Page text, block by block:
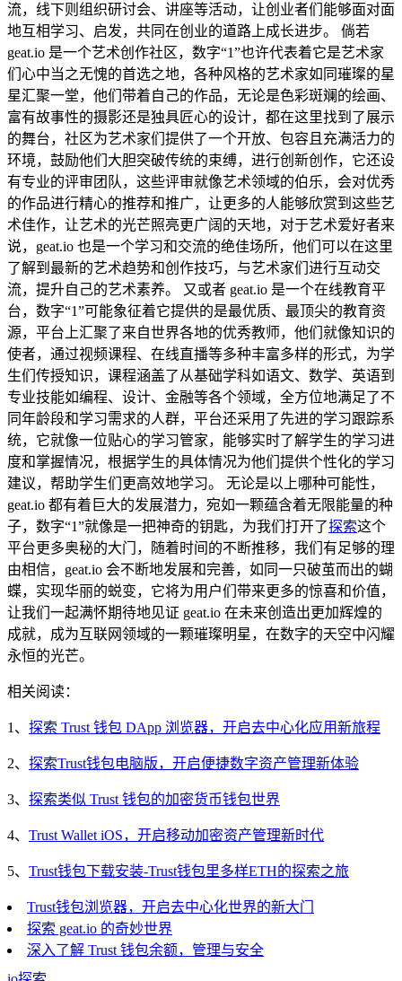
流，线下则组织研讨会、讲座等活动，让创业者们能够面对面
地互相学习、启发，共同在创业的道路上成长进步。 倘若
geat.io 是一个艺术创作社区，数字“1”也许代表着它是艺术家
们心中当之无愧的首选之地，各种风格的艺术家如同璀璨的星
星汇聚一堂，他们带着自己的作品，无论是色彩斑斓的绘画、
富有故事性的摄影还是独具匠心的设计，都在这里找到了展示
的舞台，社区为艺术家们提供了一个开放、包容且充满活力的
环境，鼓励他们大胆突破传统的束缚，进行创新创作，它还设
有专业的评审团队，这些评审就像艺术领域的伯乐，会对优秀
的作品进行精心的推荐和推广，让更多的人能够欣赏到这些艺
术佳作，让艺术的光芒照亮更广阔的天地，对于艺术爱好者来
说，geat.io 也是一个学习和交流的绝佳场所，他们可以在这里
了解到最新的艺术趋势和创作技巧，与艺术家们进行互动交
流，提升自己的艺术素养。 又或者 geat.io 是一个在线教育平
台，数字“1”可能象征着它提供的是最优质、最顶尖的教育资
源，平台上汇聚了来自世界各地的优秀教师，他们就像知识的
使者，通过视频课程、在线直播等多种丰富多样的形式，为学
生们传授知识，课程涵盖了从基础学科如语文、数学、英语到
专业技能如编程、设计、金融等各个领域，全方位地满足了不
同年龄段和学习需求的人群，平台还采用了先进的学习跟踪系
统，它就像一位贴心的学习管家，能够实时了解学生的学习进
度和掌握情况，根据学生的具体情况为他们提供个性化的学习
建议，帮助学生们更高效地学习。 无论是以上哪种可能性，
geat.io 都有着巨大的发展潜力，宛如一颗蕴含着无限能量的种
子，数字“1”就像是一把神奇的钥匙，为我们打开了探索这个
平台更多奥秘的大门，随着时间的不断推移，我们有足够的理
由相信，geat.io 会不断地发展和完善，如同一只破茧而出的蝴
蝶，实现华丽的蜕变，它将为用户们带来更多的惊喜和价值，
让我们一起满怀期待地见证 geat.io 在未来创造出更加辉煌的
成就，成为互联网领域的一颗璀璨明星，在数字的天空中闪耀
永恒的光芒。
相关阅读：
1、 探索 Trust 钱包 DApp 浏览器，开启去中心化应用新旅程
2、 探索Trust钱包电脑版，开启便捷数字资产管理新体验
3、 探索类似 Trust 钱包的加密货币钱包世界
4、 Trust Wallet iOS，开启移动加密资产管理新时代
5、 Trust钱包下载安装-Trust钱包里多样ETH的探索之旅
Trust钱包浏览器，开启去中心化世界的新大门
探索 geat.io 的奇妙世界
深入了解 Trust 钱包余额，管理与安全